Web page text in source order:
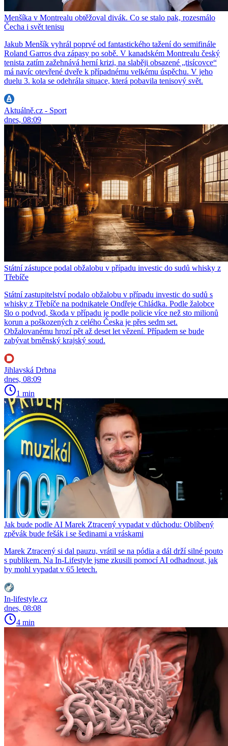
Menšíka v Montrealu obtěžoval divák. Co se stalo pak, rozesmálo
Čecha i svět tenisu
Jakub Menšík vyhrál poprvé od fantastického tažení do semifinále
Roland Garros dva zápasy po sobě. V kanadském Montrealu český
tenista zatím zažehnává herní krizi, na slaběji obsazené „tisícovce“
má navíc otevřené dveře k případnému velkému úspěchu. V jeho
duelu 3. kola se odehrála situace, která pobavila tenisový svět.
Aktuálně.cz - Sport
dnes, 08:09
Státní zástupce podal obžalobu v případu investic do sudů whisky z
Třebíče
Státní zastupitelství podalo obžalobu v případu investic do sudů s
whisky z Třebíče na podnikatele Ondřeje Chládka. Podle žalobce
šlo o podvod, škoda v případu je podle policie více než sto milionů
korun a poškozených z celého Česka je přes sedm set.
Obžalovanému hrozí pět až deset let vězení. Případem se bude
zabývat brněnský krajský soud.
Jihlavská Drbna
dnes, 08:09
1 min
Jak bude podle AI Marek Ztracený vypadat v důchodu: Oblíbený
zpěvák bude fešák i se šedinami a vráskami
Marek Ztracený si dal pauzu, vrátil se na pódia a dál drží silné pouto
s publikem. Na In-Lifestyle jsme zkusili pomocí AI odhadnout, jak
by mohl vypadat v 65 letech.
In-lifestyle.cz
dnes, 08:08
4 min